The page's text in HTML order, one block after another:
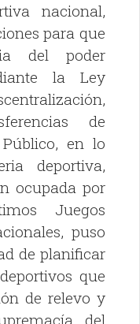
nacional,
para que
del poder
la Ley
de
en lo
deportiva,
ocupada por
Juegos
puso
de planificar
que
de relevo y
del